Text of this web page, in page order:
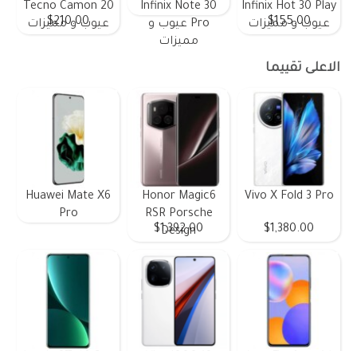
Infinix Hot 30 Play
عيوب و مميزات
$155.00
Infinix Note 30
Pro عيوب و
مميزات
Tecno Camon 20
عيوب و مميزات
$210.00
الاعلى تقييما
Vivo X Fold 3 Pro
$1,380.00
Honor Magic6
RSR Porsche
Design
$1,392.00
Huawei Mate X6
Pro